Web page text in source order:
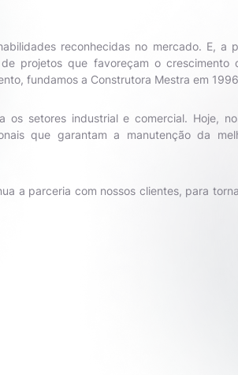
reconhecidas no mercado. E, a
projetos que favoreçam o crescimento
fundamos a Construtora Mestra em
setores industrial e comercial. Hoje,
que garantam a manutenção da
a parceria com nossos clientes, para